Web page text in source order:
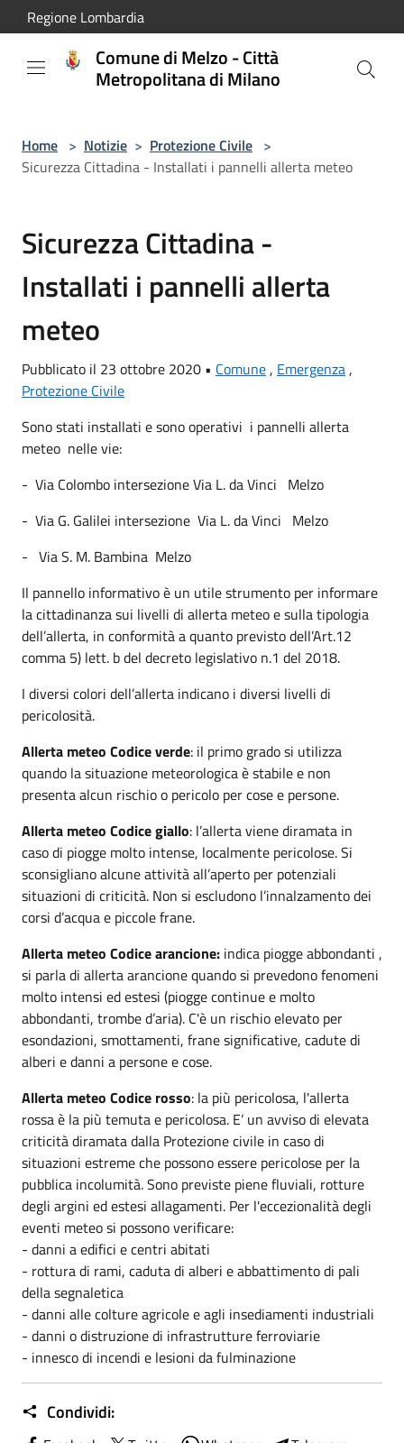
Salta al contenuto principale
Regione Lombardia
Comune di Melzo - Città
Metropolitana di Milano
Home > Notizie > Protezione Civile >
Sicurezza Cittadina - Installati i pannelli allerta meteo
Sicurezza Cittadina -
Installati i pannelli allerta
meteo
Pubblicato il 23 ottobre 2020 • Comune, Emergenza,
Protezione Civile
Sono stati installati e sono operativi i pannelli allerta
meteo nelle vie:
- Via Colombo intersezione Via L. da Vinci Melzo
- Via G. Galilei intersezione Via L. da Vinci Melzo
- Via S. M. Bambina Melzo
Il pannello informativo è un utile strumento per informare
la cittadinanza sui livelli di allerta meteo e sulla tipologia
dell’allerta, in conformità a quanto previsto dell’Art.12
comma 5) lett. b del decreto legislativo n.1 del 2018.
I diversi colori dell’allerta indicano i diversi livelli di
pericolosità.
Allerta meteo Codice verde: il primo grado si utilizza
quando la situazione meteorologica è stabile e non
presenta alcun rischio o pericolo per cose e persone.
Allerta meteo Codice giallo: l’allerta viene diramata in
caso di piogge molto intense, localmente pericolose. Si
sconsigliano alcune attività all’aperto per potenziali
situazioni di criticità. Non si escludono l’innalzamento dei
corsi d’acqua e piccole frane.
Allerta meteo Codice arancione: indica piogge abbondanti ,
si parla di allerta arancione quando si prevedono fenomeni
molto intensi ed estesi (piogge continue e molto
abbondanti, trombe d’aria). C'è un rischio elevato per
esondazioni, smottamenti, frane significative, cadute di
alberi e danni a persone e cose.
Allerta meteo Codice rosso: la più pericolosa, l'allerta
rossa è la più temuta e pericolosa. E’ un avviso di elevata
criticità diramata dalla Protezione civile in caso di
situazioni estreme che possono essere pericolose per la
pubblica incolumità. Sono previste piene fluviali, rotture
degli argini ed estesi allagamenti. Per l'eccezionalità degli
eventi meteo si possono verificare:
- danni a edifici e centri abitati
- rottura di rami, caduta di alberi e abbattimento di pali
della segnaletica
- danni alle colture agricole e agli insediamenti industriali
- danni o distruzione di infrastrutture ferroviarie
- innesco di incendi e lesioni da fulminazione
Condividi: